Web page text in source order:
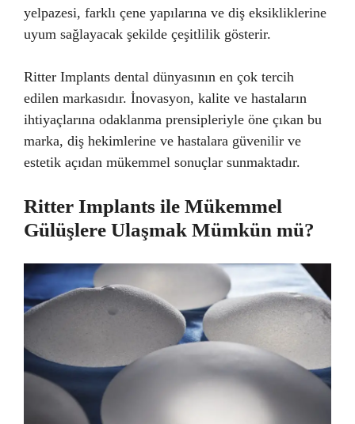
yelpazesi, farklı çene yapılarına ve diş eksikliklerine
uyum sağlayacak şekilde çeşitlilik gösterir.
Ritter Implants dental dünyasının en çok tercih
edilen markasıdır. İnovasyon, kalite ve hastaların
ihtiyaçlarına odaklanma prensipleriyle öne çıkan bu
marka, diş hekimlerine ve hastalara güvenilir ve
estetik açıdan mükemmel sonuçlar sunmaktadır.
Ritter Implants ile Mükemmel
Gülüşlere Ulaşmak Mümkün mü?